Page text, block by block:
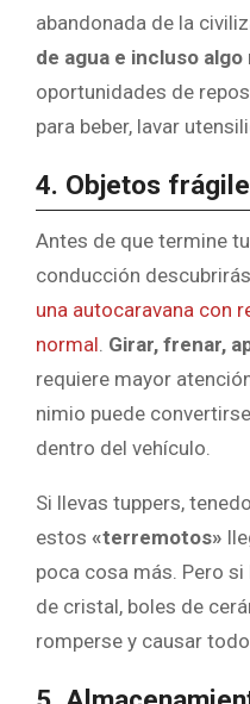
abandonada de la
de agua e incluso algo
oportunidades de
para beber, lavar
4. Objetos
Antes de que termine
conducción
una autocaravana con
normal. Girar, frenar,
requiere mayor
nimio puede
dentro del vehículo.
Si llevas tuppers,
estos «terremotos»
poca cosa más. Pero
de cristal, boles de
romperse y causar